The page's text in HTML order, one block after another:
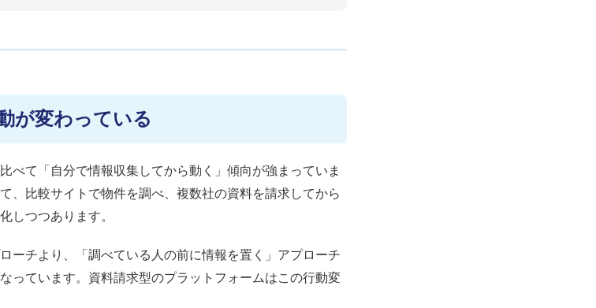
が変わっている
べて「自分で情報収集してから動く」傾向が強まっていま
、比較サイトで物件を調べ、複数社の資料を請求してから
しつつあります。
ーチより、「調べている人の前に情報を置く」アプローチ
っています。資料請求型のプラットフォームはこの行動変